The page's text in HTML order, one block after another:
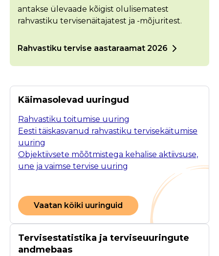
antakse ülevaade kõigist olulisematest
rahvastiku tervisenäitajatest ja -mõjuritest.
Rahvastiku tervise aastaraamat 2026
Käimasolevad uuringud
Rahvastiku toitumise uuring
Eesti täiskasvanud rahvastiku tervisekäitumise
uuring
Objektiivsete mõõtmistega kehalise aktiivsuse,
une ja vaimse tervise uuring
Vaatan kõiki uuringuid
Tervisestatistika ja terviseuuringute
andmebaas